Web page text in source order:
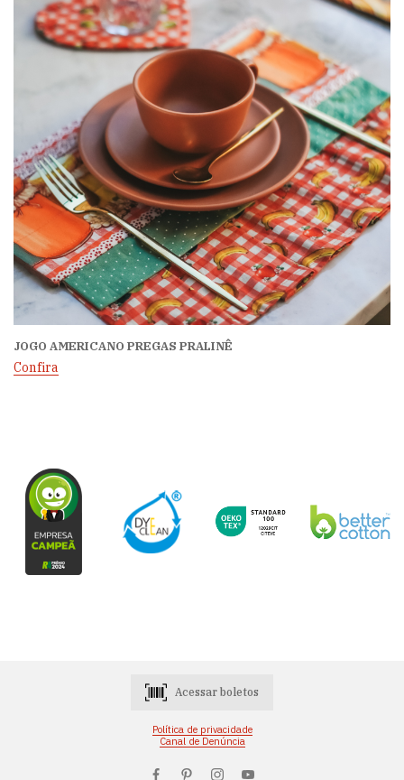
JOGO AMERICANO PREGAS PRALINÊ
Confira
Acessar boletos
Política de privacidade
Canal de Denúncia